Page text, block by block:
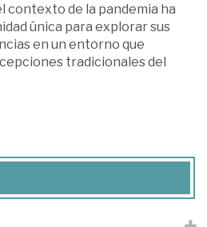
contexto de la pandemia ha
única para explorar sus
en un entorno que
tradicionales del